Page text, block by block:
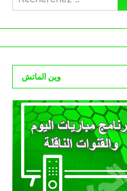
وين الماتش